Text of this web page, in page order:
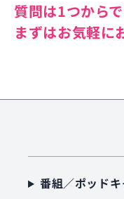
質問は1つから
まずはお気軽に
番組／ポッドキ